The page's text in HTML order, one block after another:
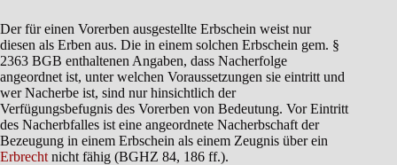
Der für einen Vorerben ausgestellte Erbschein weist nur
diesen als Erben aus. Die in einem solchen Erbschein gem. §
2363 BGB enthaltenen Angaben, dass Nacherfolge
angeordnet ist, unter welchen Voraussetzungen sie eintritt und
wer Nacherbe ist, sind nur hinsichtlich der
Verfügungsbefugnis des Vorerben von Bedeutung. Vor Eintritt
des Nacherbfalles ist eine angeordnete Nacherbschaft der
Bezeugung in einem Erbschein als einem Zeugnis über ein
Erbrecht nicht fähig (BGHZ 84, 186 ff.).